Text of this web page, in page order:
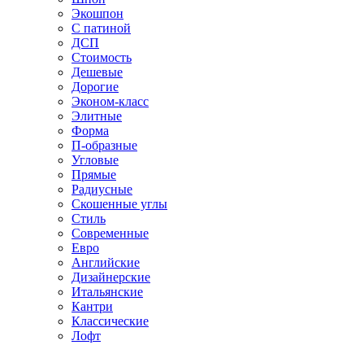
Экошпон
С патиной
ДСП
Стоимость
Дешевые
Дорогие
Эконом-класс
Элитные
Форма
П-образные
Угловые
Прямые
Радиусные
Скошенные углы
Стиль
Современные
Евро
Английские
Дизайнерские
Итальянские
Кантри
Классические
Лофт